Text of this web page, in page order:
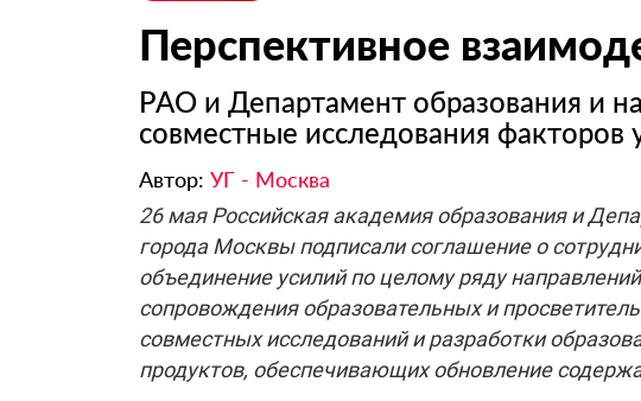
Перспективное
РАО и Департамент образования и
совместные исследования факторов
Автор: УГ - Москва
26 мая Российская академия образования и
города Москвы подписали соглашение о
объединение усилий по целому ряду
сопровождения образовательных и
совместных исследований и разработки
продуктов, обеспечивающих обновление